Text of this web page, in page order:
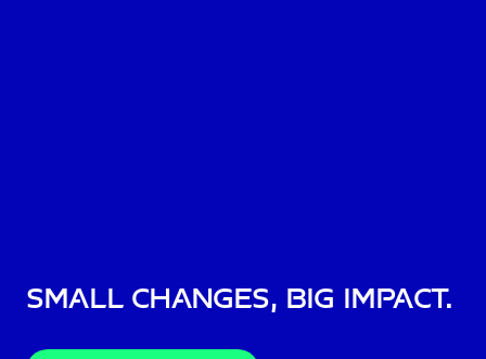
Small changes, big impact.